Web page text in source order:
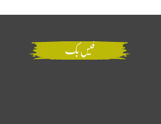
فیس بک